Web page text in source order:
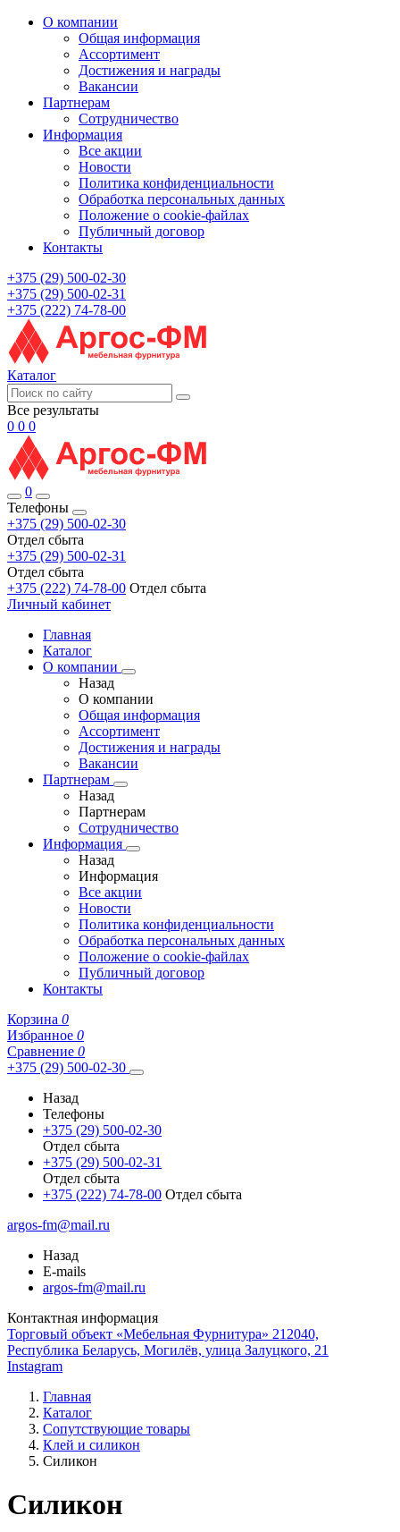
О компании
Общая информация
Ассортимент
Достижения и награды
Вакансии
Партнерам
Сотрудничество
Информация
Все акции
Новости
Политика конфиденциальности
Обработка персональных данных
Положение о cookie-файлах
Публичный договор
Контакты
+375 (29) 500-02-30
+375 (29) 500-02-31
+375 (222) 74-78-00
Каталог
Все результаты
0 0 0
0
Телефоны
+375 (29) 500-02-30
Отдел сбыта
+375 (29) 500-02-31
Отдел сбыта
+375 (222) 74-78-00 Отдел сбыта
Личный кабинет
Главная
Каталог
О компании
Назад
О компании
Общая информация
Ассортимент
Достижения и награды
Вакансии
Партнерам
Назад
Партнерам
Сотрудничество
Информация
Назад
Информация
Все акции
Новости
Политика конфиденциальности
Обработка персональных данных
Положение о cookie-файлах
Публичный договор
Контакты
Корзина 0
Избранное 0
Сравнение 0
+375 (29) 500-02-30
Назад
Телефоны
+375 (29) 500-02-30
Отдел сбыта
+375 (29) 500-02-31
Отдел сбыта
+375 (222) 74-78-00 Отдел сбыта
argos-fm@mail.ru
Назад
E-mails
argos-fm@mail.ru
Контактная информация
Торговый объект «Мебельная Фурнитура» 212040,
Республика Беларусь, Могилёв, улица Залуцкого, 21
Instagram
Главная
Каталог
Сопутствующие товары
Клей и силикон
Силикон
Силикон